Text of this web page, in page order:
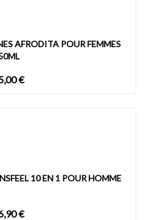
AFRODITA POUR FEMMES
€
10 EN 1 POUR HOMME
€